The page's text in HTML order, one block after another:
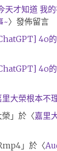
天才知道 我
~〉發佈留言
4o
4o
里大榮根本不
」於〈嘉里
」於〈